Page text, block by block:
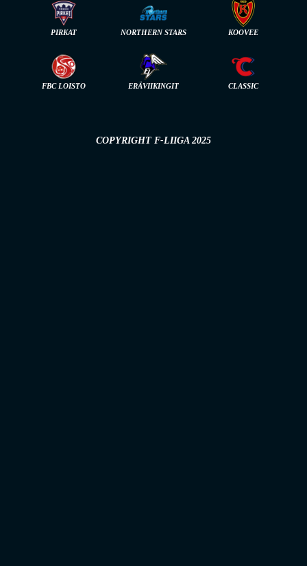
PIRKAT NORTHERN STARS KOOVEE
FBC LOISTO ERÄVIIKINGIT CLASSIC
COPYRIGHT F-LIIGA 2025